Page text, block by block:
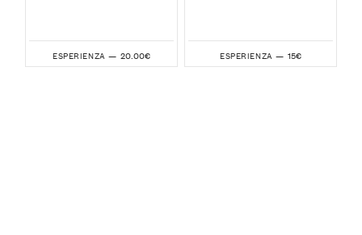
ESPERIENZA — 20.00€ ESPERIENZA — 15€